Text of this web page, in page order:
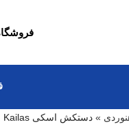
» دستکش اسکی Kailas مدل KM210007